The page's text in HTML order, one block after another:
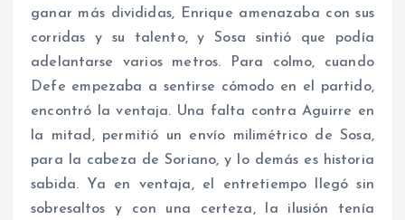
ganar más divididas, Enrique amenazaba con sus
corridas y su talento, y Sosa sintió que podía
adelantarse varios metros. Para colmo, cuando
Defe empezaba a sentirse cómodo en el partido,
encontró la ventaja. Una falta contra Aguirre en
la mitad, permitió un envío milimétrico de Sosa,
para la cabeza de Soriano, y lo demás es historia
sabida. Ya en ventaja, el entretiempo llegó sin
sobresaltos y con una certeza, la ilusión tenía